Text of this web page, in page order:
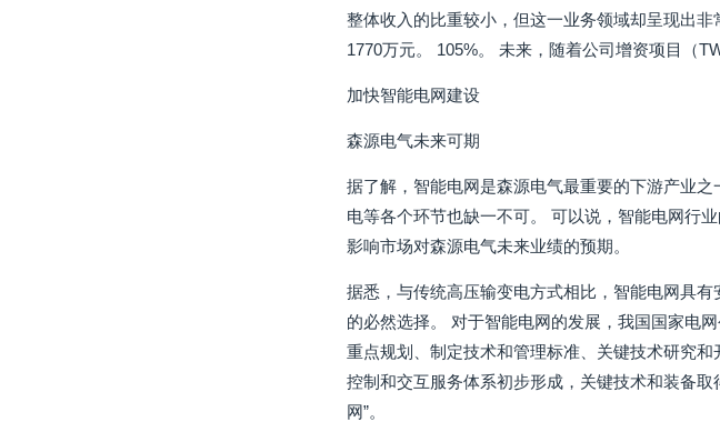
整体收入的比重较小，但这一业务领域却呈现出
1770万元。 105%。 未来，随着公司增资项目（
加快智能电网建设
森源电气未来可期
据了解，智能电网是森源电气最重要的下游产业
电等各个环节也缺一不可。 可以说，智能电网行
影响市场对森源电气未来业绩的预期。
据悉，与传统高压输变电方式相比，智能电网具
的必然选择。 对于智能电网的发展，我国国家电
重点规划、制定技术和管理标准、关键技术研究
控制和交互服务体系初步形成，关键技术和装备
网”。